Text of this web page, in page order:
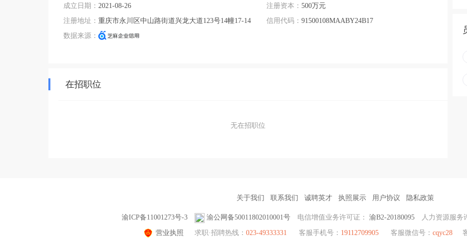
成立日期： 2021-08-26
注册地址： 重庆市永川区中山路街道兴龙大道123号14幢17-14
数据来源：
注册资本： 500万元
信用代码： 91500108MAABY24B17
在招职位
无在招职位
关于我们 联系我们 诚聘英才 执照展示 用户协议 隐私政策
渝ICP备11001273号-3 渝公网备50011802010001号 电信增值业务许可证： 渝B2-20180095 人力资源服务
营业执照 求职·招聘热线： 023-49333331 客服手机号： 19112709905 客服微信号： cqyc28